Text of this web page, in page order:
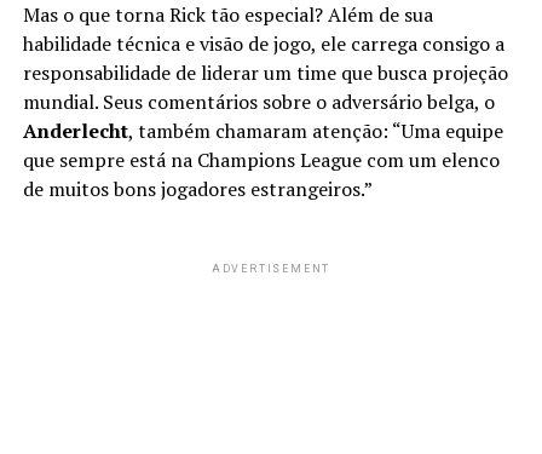
Mas o que torna Rick tão especial? Além de sua
habilidade técnica e visão de jogo, ele carrega consigo a
responsabilidade de liderar um time que busca projeção
mundial. Seus comentários sobre o adversário belga, o
Anderlecht, também chamaram atenção: “Uma equipe
que sempre está na Champions League com um elenco
de muitos bons jogadores estrangeiros.”
ADVERTISEMENT